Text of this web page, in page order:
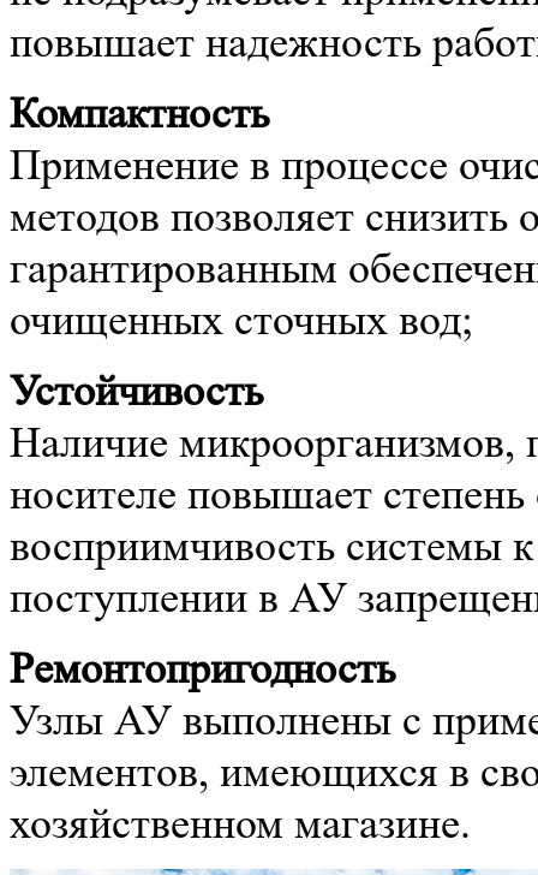
повышает надежность
Компактность
Применение в процессе
методов позволяет
гарантированным
очищенных сточных вод;
Устойчивость
Наличие микроорганизмов,
носителе повышает
восприимчивость системы
поступлении в АУ
Ремонтопригодность
Узлы АУ выполнены с
элементов, имеющихся в
хозяйственном магазине.